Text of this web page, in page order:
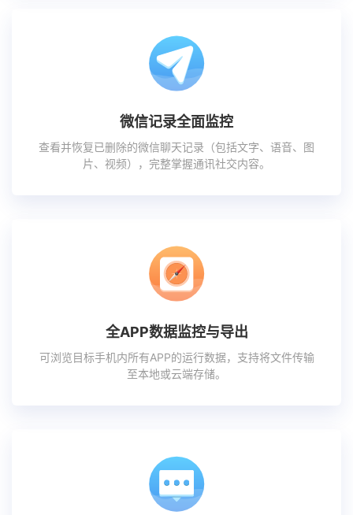
微信记录全面监控
查看并恢复已删除的微信聊天记录（包括文字、语音、图
片、视频），完整掌握通讯社交内容。
全APP数据监控与导出
可浏览目标手机内所有APP的运行数据，支持将文件传输
至本地或云端存储。